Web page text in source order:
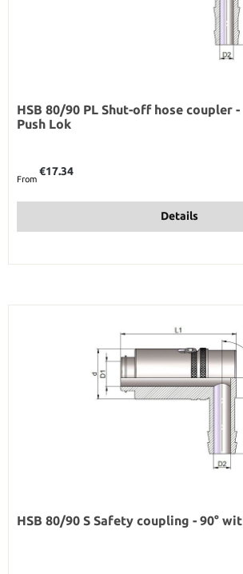
HSB 80/90 PL Shut-off hose coupler
Push Lok
From
€17.34
Details
HSB 80/90 S Safety coupling - 90°